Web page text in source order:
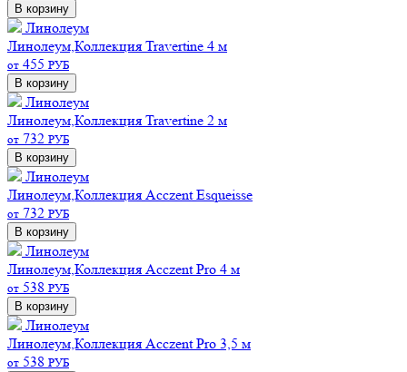
В корзину
Линолеум
Линолеум,Коллекция Travertine 4 м
от 455 РУБ
В корзину
Линолеум
Линолеум,Коллекция Travertine 2 м
от 732 РУБ
В корзину
Линолеум
Линолеум,Коллекция Acczent Esqueisse
от 732 РУБ
В корзину
Линолеум
Линолеум,Коллекция Acczent Pro 4 м
от 538 РУБ
В корзину
Линолеум
Линолеум,Коллекция Acczent Pro 3,5 м
от 538 РУБ